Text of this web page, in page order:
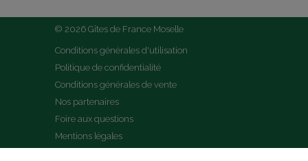
© 2026 Gîtes de France Moselle
Conditions générales d'utilisation
Politique de confidentialité
Conditions générales de vente
Nos partenaires
Foire aux questions
Mentions légales